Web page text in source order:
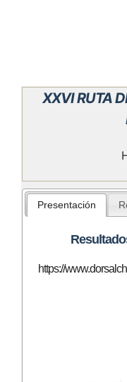
XXVI RUTA
Presentación
https://